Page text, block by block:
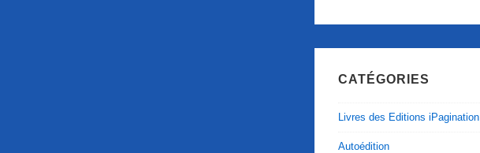
CATÉGORIES
Livres des Editions iPagination
Autoédition